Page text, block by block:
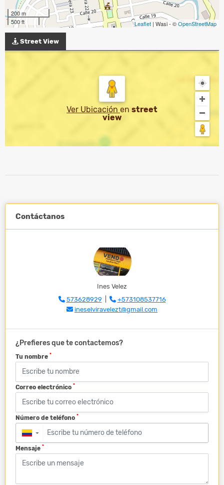
200 m
500 ft
Leaflet | Wasi - ©OpenStreetMap
Street View
Ver Ubicación en street
view
Contáctanos
Ines Velez
573628929
+573108537716
ineselviravelezt@gmail.com
¿Prefieres que te contactemos?
Tu nombre *
Correo electrónico *
Número de teléfono *
▼
Mensaje *